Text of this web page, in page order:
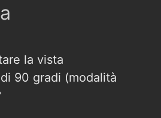
la vista
90 gradi (modalità